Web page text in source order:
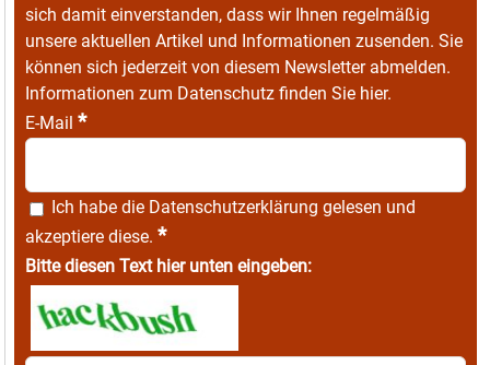
sich damit einverstanden, dass wir Ihnen regelmäßig
unsere aktuellen Artikel und Informationen zusenden. Sie
können sich jederzeit von diesem Newsletter abmelden.
Informationen zum Datenschutz finden Sie hier.
E-Mail *
Ich habe die Datenschutzerklärung gelesen und
akzeptiere diese. *
Bitte diesen Text hier unten eingeben: